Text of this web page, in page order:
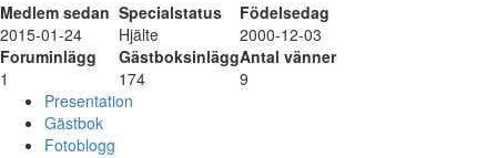
Medlem sedan Specialstatus
Födelsedag
2015-01-24
Hjälte
2000-12-03
Foruminlägg
GästboksinläggAntal vänner
1
174
9
Presentation
Gästbok
Fotoblogg